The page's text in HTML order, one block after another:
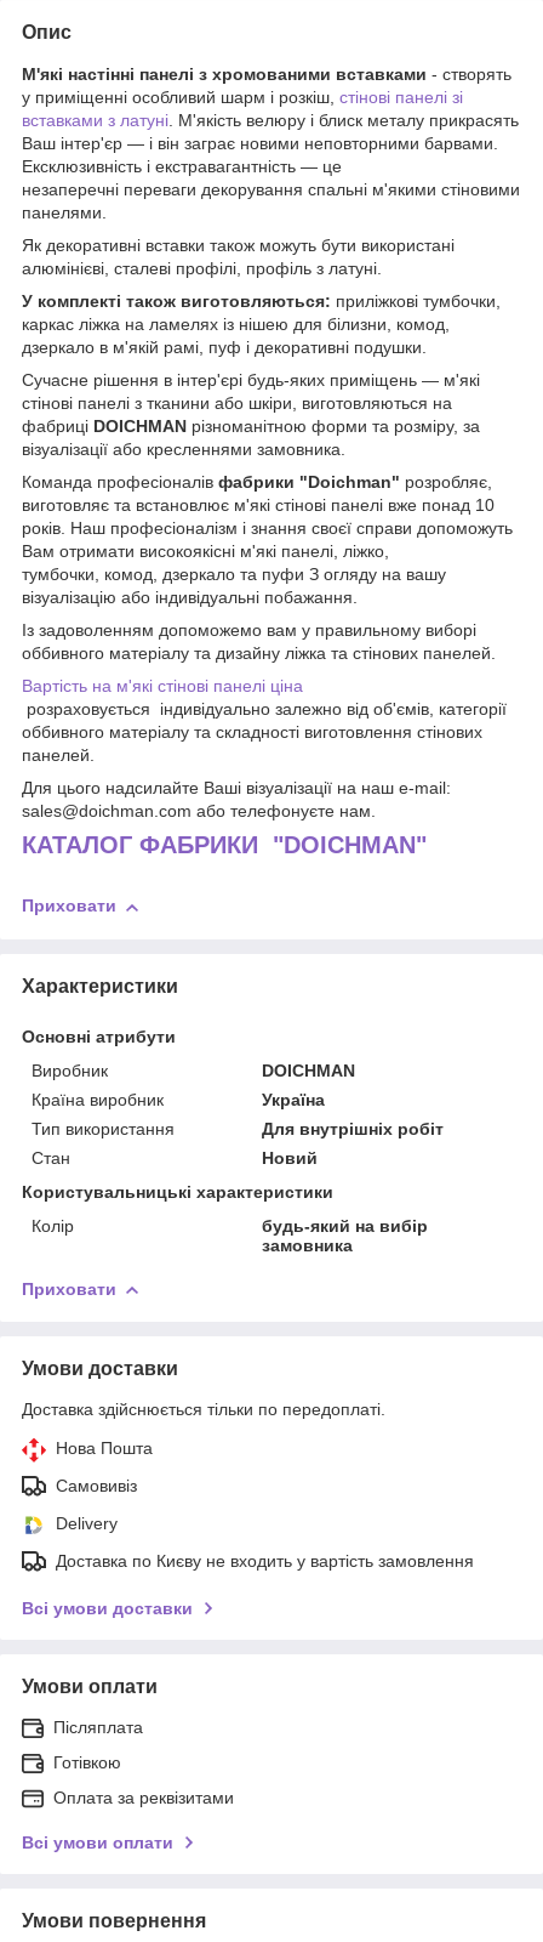
Опис
М'які настінні панелі з хромованими вставками - створять
у приміщенні особливий шарм і розкіш, стінові панелі зі
вставками з латуні . М'якість велюру і блиск металу прикрасять
Ваш інтер'єр — і він заграє новими неповторними барвами.
Ексклюзивність і екстравагантність — це
незаперечні переваги декорування спальні м'якими стіновими
панелями.
Як декоративні вставки також можуть бути використані
алюмінієві, сталеві профілі, профіль з латуні.
У комплекті також виготовляються: приліжкові тумбочки,
каркас ліжка на ламелях із нішею для білизни, комод,
дзеркало в м'якій рамі, пуф і декоративні подушки.
Сучасне рішення в інтер'єрі будь-яких приміщень — м'які
стінові панелі з тканини або шкіри, виготовляються на
фабриці DOICHMAN різноманітною форми та розміру, за
візуалізації або кресленнями замовника.
Команда професіоналів фабрики "Doichman" розробляє,
виготовляє та встановлює м'які стінові панелі вже понад 10
років. Наш професіоналізм і знання своєї справи допоможуть
Вам отримати високоякісні м'які панелі, ліжко,
тумбочки, комод, дзеркало та пуфи З огляду на вашу
візуалізацію або індивідуальні побажання.
Із задоволенням допоможемо вам у правильному виборі
оббивного матеріалу та дизайну ліжка та стінових панелей.
Вартість на м'які стінові панелі ціна
розраховується індивідуально залежно від об'ємів, категорії
оббивного матеріалу та складності виготовлення стінових
панелей.
Для цього надсилайте Ваші візуалізації на наш e-mail:
sales@doichman.com або телефонуєте нам.
КАТАЛОГ ФАБРИКИ "DOICHMAN"
Приховати
Характеристики
Основні атрибути
Виробник
DOICHMAN
Країна виробник
Україна
Тип використання
Для внутрішніх робіт
Стан
Новий
Користувальницькі характеристики
Колір
будь-який на вибір
замовника
Приховати
Умови доставки
Доставка здійснюється тільки по передоплаті.
Нова Пошта
Самовивіз
Delivery
Доставка по Києву не входить у вартість замовлення
Всі умови доставки
Умови оплати
Післяплата
Готівкою
Оплата за реквізитами
Всі умови оплати
Умови повернення